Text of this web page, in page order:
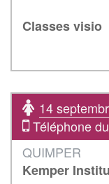
Classes visio
14
Téléphone
QUIMPER
Kemper